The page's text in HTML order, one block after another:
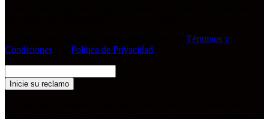
Términos y
Condiciones
Política de Privacidad
Inicie su reclamo